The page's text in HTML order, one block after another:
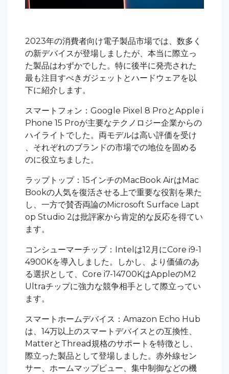
2023年の消費者向け電子製品市場では、数多く
の新デバイスが登場しましたが、本当に際立っ
た製品はわずかでした。特に後半に発売された
最も注目すべきガジェットとハードウェアを以
下に紹介します。
スマートフォン：Google Pixel 8 ProとApple i
Phone 15 Proが主要なテクノロジー企業からの
ハイライトでした。両モデルは高い評価を受け
、それぞれのブランドの市場での地位を固める
のに役立ちました。
ラップトップ：15インチのMacBook AirはMac
Bookの人気を復活させる上で重要な役割を果た
し、一方で賛否両論のMicrosoft Surface Lapt
op Studio 2は批評家から肯定的な反応を得てい
ます。
コンシューマーチップ：Intelは12月にCore i9-1
4900Kを導入しました。しかし、より価値のあ
る選択として、Core i7-14700KはAppleのM2
Ultraチップに強力な競争相手として際立ってい
ます。
スマートホームデバイス：Amazon Echo Hub
は、14万以上のスマートデバイスとの互換性、
MatterとThread規格のサポートを特徴とし、
際立った製品として登場しました。赤外線セン
サー、ホームマップビュー、集中制御などの機